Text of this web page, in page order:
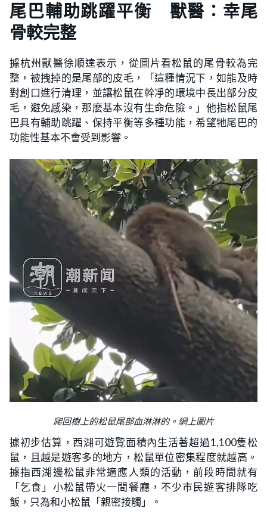
尾巴輔助跳躍平衡 獸醫：幸尾
骨較完整
據杭州獸醫徐順達表示，從圖片看松鼠的尾骨較為完
整，被拽掉的是尾部的皮毛，「這種情況下，如能及時
對創口進行清理，並讓松鼠在幹凈的環境中長出部分皮
毛，避免感染，那麽基本沒有生命危險。」他指松鼠尾
巴具有輔助跳躍、保持平衡等多種功能，希望牠尾巴的
功能性基本不會受到影響。
爬回樹上的松鼠尾部血淋淋的。網上圖片
據初步估算，西湖可遊覽面積內生活著超過1,100隻松
鼠，且越是遊客多的地方，松鼠單位密集程度就越高。
據指西湖邊松鼠非常適應人類的活動，前段時間就有
「乞食」小松鼠帶火一間餐廳，不少市民遊客排隊吃
飯，只為和小松鼠「親密接觸」。